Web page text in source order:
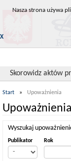
Skorowidz aktów
Start » Upoważnienia
Wyszukaj
Publikator Rok
Nasza strona używa
X